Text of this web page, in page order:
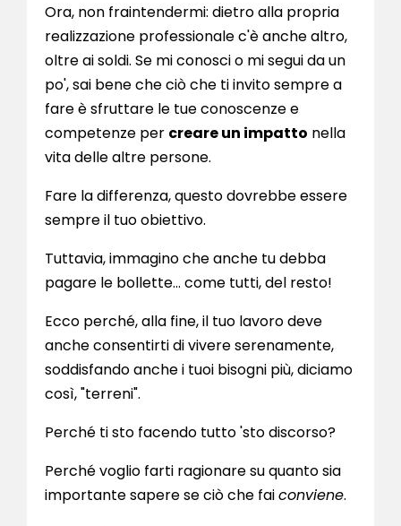
Ora, non fraintendermi: dietro alla propria
realizzazione professionale c'è anche altro,
oltre ai soldi. Se mi conosci o mi segui da un
po', sai bene che ciò che ti invito sempre a
fare è sfruttare le tue conoscenze e
competenze per creare un impatto nella
vita delle altre persone.
Fare la differenza, questo dovrebbe essere
sempre il tuo obiettivo.
Tuttavia, immagino che anche tu debba
pagare le bollette… come tutti, del resto!
Ecco perché, alla fine, il tuo lavoro deve
anche consentirti di vivere serenamente,
soddisfando anche i tuoi bisogni più, diciamo
così, "terreni".
Perché ti sto facendo tutto 'sto discorso?
Perché voglio farti ragionare su quanto sia
importante sapere se ciò che faiconviene.